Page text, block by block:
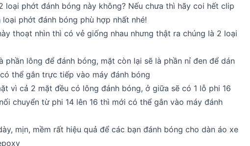
loại phớt đánh bóng này không? Nếu chưa thì hãy coi hết clip
phớt đánh bóng phù hợp nhất nhé!
thoạt nhìn thì có vẻ giống nhau nhưng thật ra chúng là 2 loại
phần lông để đánh bóng, mặt còn lại sẽ là phần nỉ đen để dán
thể gắn trực tiếp vào máy đánh bóng
vì cả 2 mặt đều có lông đánh bóng, ở giữa sẽ có 1 lỗ phi 16
chuyển từ phi 14 lên 16 thì mới có thể gắn vào máy đánh
mịn, mềm rất hiệu quả để các bạn đánh bóng cho dàn áo xe